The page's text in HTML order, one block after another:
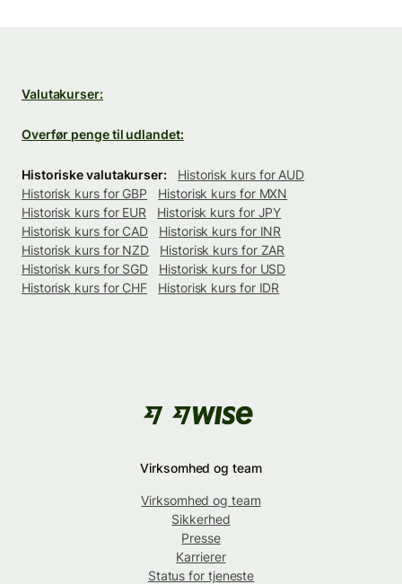
Valutakurser:
Overfør penge til udlandet:
Historiske valutakurser:
Historisk kurs for AUD
Historisk kurs for GBP
Historisk kurs for MXN
Historisk kurs for EUR
Historisk kurs for JPY
Historisk kurs for CAD
Historisk kurs for INR
Historisk kurs for NZD
Historisk kurs for ZAR
Historisk kurs for SGD
Historisk kurs for USD
Historisk kurs for CHF
Historisk kurs for IDR
Virksomhed og team
Virksomhed og team
Sikkerhed
Presse
Karrierer
Status for tjeneste